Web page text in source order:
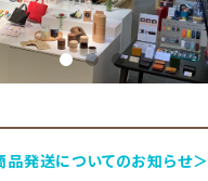
品発送についてのお知らせ＞